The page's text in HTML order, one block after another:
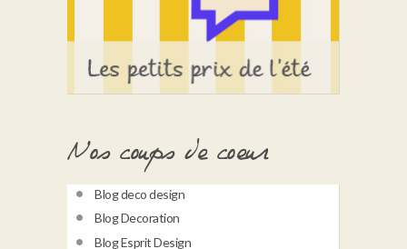
Nos coups de coeur
Blog Decoration
Blog Esprit Design
C Ma Deco
DecoCrush